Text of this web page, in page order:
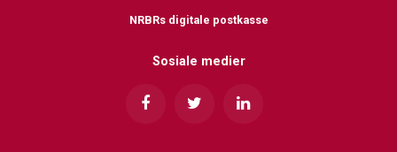
NRBRs digitale postkasse
Sosiale medier